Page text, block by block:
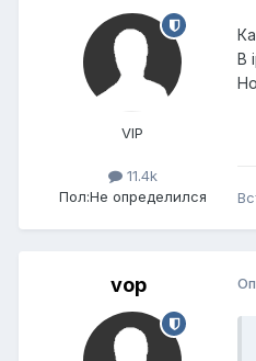
VIP
11.4k
Пол:Не определился
В
vop